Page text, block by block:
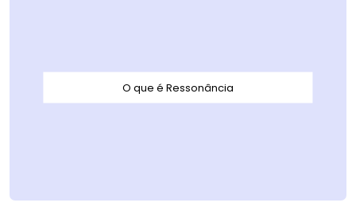
O que é Ressonância